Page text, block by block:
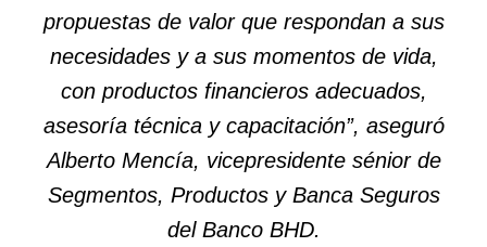
propuestas de valor que respondan a sus
necesidades y a sus momentos de vida,
con productos financieros adecuados,
asesoría técnica y capacitación”, aseguró
Alberto Mencía, vicepresidente sénior de
Segmentos, Productos y Banca Seguros
del Banco BHD.